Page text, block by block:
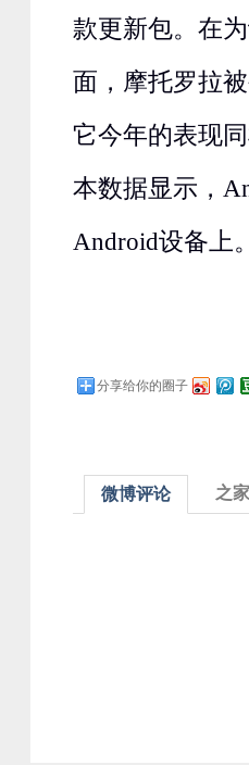
款更新包。在
面，摩托罗拉
它今年的表现
本数据显示，
Android设备上。
分享给你的圈子
微博评论 之